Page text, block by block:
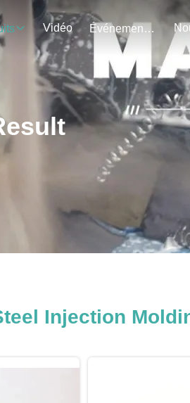
Vidéo Événements
Injection